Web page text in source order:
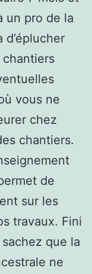
un pro de la
vous ne
chez
chantiers.
de
sur les
travaux. Fini
que la
ne